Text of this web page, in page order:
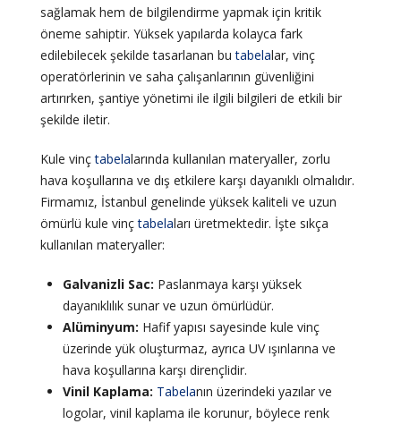
sağlamak hem de bilgilendirme yapmak için kritik
öneme sahiptir. Yüksek yapılarda kolayca fark
edilebilecek şekilde tasarlanan butabelalar, vinç
operatörlerinin ve saha çalışanlarının güvenliğini
artırırken, şantiye yönetimi ile ilgili bilgileri de etkili bir
şekilde iletir.
Kule vinçtabelalarında kullanılan materyaller, zorlu
hava koşullarına ve dış etkilere karşı dayanıklı olmalıdır.
Firmamız, İstanbul genelinde yüksek kaliteli ve uzun
ömürlü kule vinçtabelaları üretmektedir. İşte sıkça
kullanılan materyaller:
Galvanizli Sac: Paslanmaya karşı yüksek
dayanıklılık sunar ve uzun ömürlüdür.
Alüminyum: Hafif yapısı sayesinde kule vinç
üzerinde yük oluşturmaz, ayrıca UV ışınlarına ve
hava koşullarına karşı dirençlidir.
Vinil Kaplama: Tabelanın üzerindeki yazılar ve
logolar, vinil kaplama ile korunur, böylece renk